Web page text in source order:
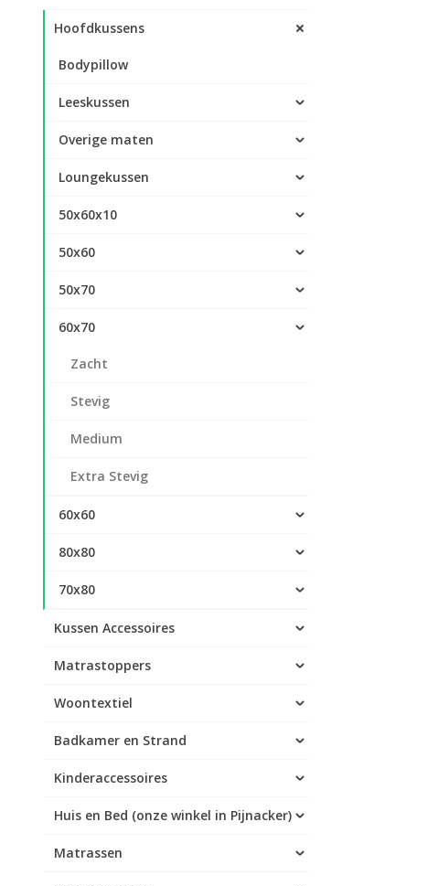
Hoofdkussens
Bodypillow
Leeskussen
Overige maten
Loungekussen
50x60x10
50x60
50x70
60x70
Zacht
Stevig
Medium
Extra Stevig
60x60
80x80
70x80
Kussen Accessoires
Matrastoppers
Woontextiel
Badkamer en Strand
Kinderaccessoires
Huis en Bed (onze winkel in Pijnacker)
Matrassen